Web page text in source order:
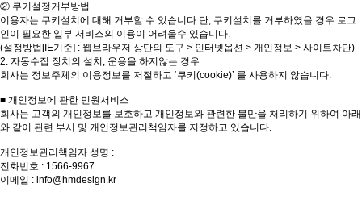
② 쿠키설정거부방법
이용자는 쿠키설치에 대해 거부할 수 있습니다.단, 쿠키설치를 거부하였을 경우 로그
인이 필요한 일부 서비스의 이용이 어려울수 있습니다.
(설정방법[IE기준] : 웹브라우저 상단의 도구 > 인터넷옵션 > 개인정보 > 사이트차단)
2. 자동수집 장치의 설치, 운용을 하지않는 경우
회사는 정보주체의 이용정보를 저절하고 ‘쿠키(cookie)’ 를 사용하지 않습니다.
■ 개인정보에 관한 민원서비스
회사는 고객의 개인정보를 보호하고 개인정보와 관련한 불만을 처리하기 위하여 아래
와 같이 관련 부서 및 개인정보관리책임자를 지정하고 있습니다.
개인정보관리책임자 성명 :
전화번호 : 1566-9967
이메일 : info@hmdesign.kr